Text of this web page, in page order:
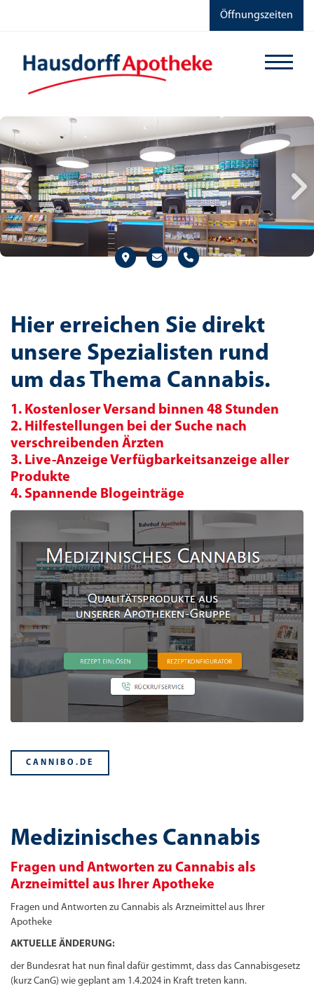
Öffnungszeiten
Hier erreichen Sie direkt
unsere Spezialisten rund
um das Thema Cannabis.
1. Kostenloser Versand binnen 48 Stunden
2. Hilfestellungen bei der Suche nach
verschreibenden Ärzten
3. Live-Anzeige Verfügbarkeitsanzeige aller
Produkte
4. Spannende Blogeinträge
CANNIBO.DE
Medizinisches Cannabis
Fragen und Antworten zu Cannabis als
Arzneimittel aus Ihrer Apotheke
Fragen und Antworten zu Cannabis als Arzneimittel aus Ihrer
Apotheke
AKTUELLE ÄNDERUNG:
der Bundesrat hat nun final dafür gestimmt, dass das Cannabisgesetz
(kurz CanG) wie geplant am 1.4.2024 in Kraft treten kann.